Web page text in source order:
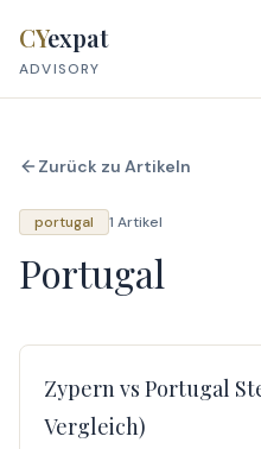
CYexpat
ADVISORY
Zurück zu Artikeln
portugal 1 Artikel
Portugal
Zypern vs Portugal
Vergleich)